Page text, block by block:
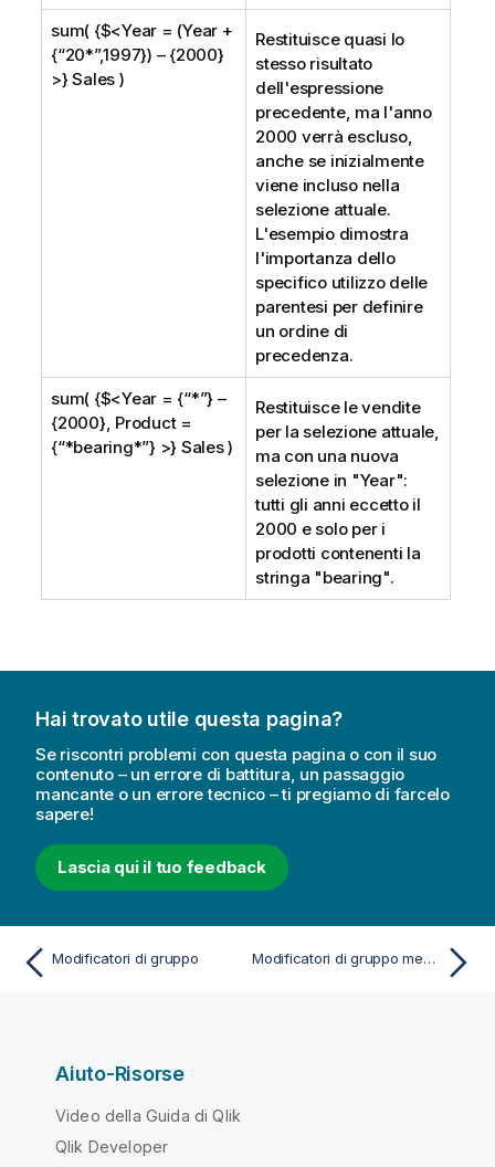
sum( {$<Year = (Year +
{“20*”,1997}) – {2000}
>} Sales )
Restituisce quasi lo
stesso risultato
dell'espressione
precedente, ma l'anno
2000 verrà escluso,
anche se inizialmente
viene incluso nella
selezione attuale.
L'esempio dimostra
l'importanza dello
specifico utilizzo delle
parentesi per definire
un ordine di
precedenza.
sum( {$<Year = {“*”} –
{2000}, Product =
{“*bearing*”} >} Sales )
Restituisce le vendite
per la selezione attuale,
ma con una nuova
selezione in "Year":
tutti gli anni eccetto il
2000 e solo per i
prodotti contenenti la
stringa "bearing".
Hai trovato utile questa pagina?
Se riscontri problemi con questa pagina o con il suo
contenuto – un errore di battitura, un passaggio
mancante o un errore tecnico – ti pregiamo di farcelo
sapere!
Lascia qui il tuo feedback
Modificatori di gruppo Modificatori di gruppo mediante le assegnazioni con operatori di gruppo impliciti
Aiuto-Risorse
Video della Guida di Qlik
Qlik Developer